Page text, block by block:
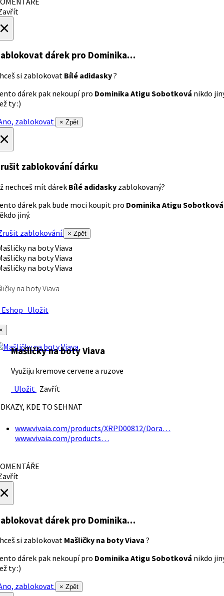
dárek pro Dominika…
si zablokovat Bílé adidasky?
dárek pak nekoupí pro Dominika Atigu Sobotková nikdo
ty :)
zablokovat
× Zpět
zablokování dárku
nechceš mít dárek Bílé adidasky zablokovaný?
dárek pak bude moci koupit pro Dominika Atigu Sobotková
jiný.
zablokování
× Zpět
na boty Viava
Uložit
Mašličky na boty Viava
Využiju kremove cervene a ruzove
Uložit Zavřít
KDE TO SEHNAT
www.vivaia.com/products/XRPD00812/Dora…
www.vivaia.com/products…
dárek pro Dominika…
si zablokovat Mašličky na boty Viava ?
dárek pak nekoupí pro Dominika Atigu Sobotková nikdo
ty :)
zablokovat
× Zpět